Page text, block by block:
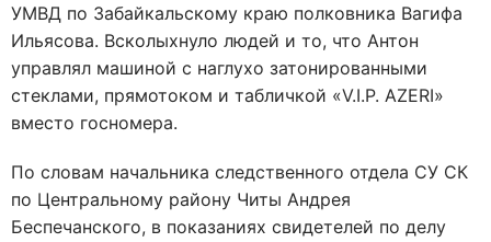
УМВД по Забайкальскому краю полковника Вагифа
Ильясова. Всколыхнуло людей и то, что Антон
управлял машиной с наглухо затонированными
стеклами, прямотоком и табличкой «V.I.P. AZERI»
вместо госномера.
По словам начальника следственного отдела СУ СК
по Центральному району Читы Андрея
Беспечанского, в показаниях свидетелей по делу